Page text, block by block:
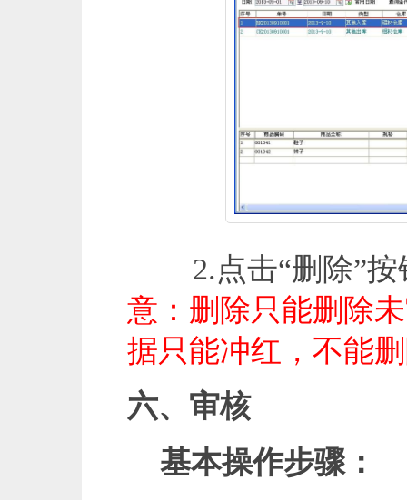
2.点击“删除”按
意：删除只能删除
据只能冲红，不能
六、审核
基本操作步骤：